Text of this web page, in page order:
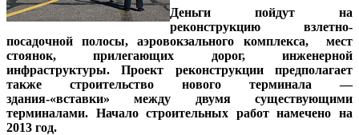
Деньги пойдут на
реконструкцию взлетно-
посадочной полосы, аэровокзального комплекса, мест
стоянок, прилегающих дорог, инженерной
инфраструктуры. Проект реконструкции предполагает
также строительство нового терминала —
здания-«вставки» между двумя существующими
терминалами. Начало строительных работ намечено на
2013 год.